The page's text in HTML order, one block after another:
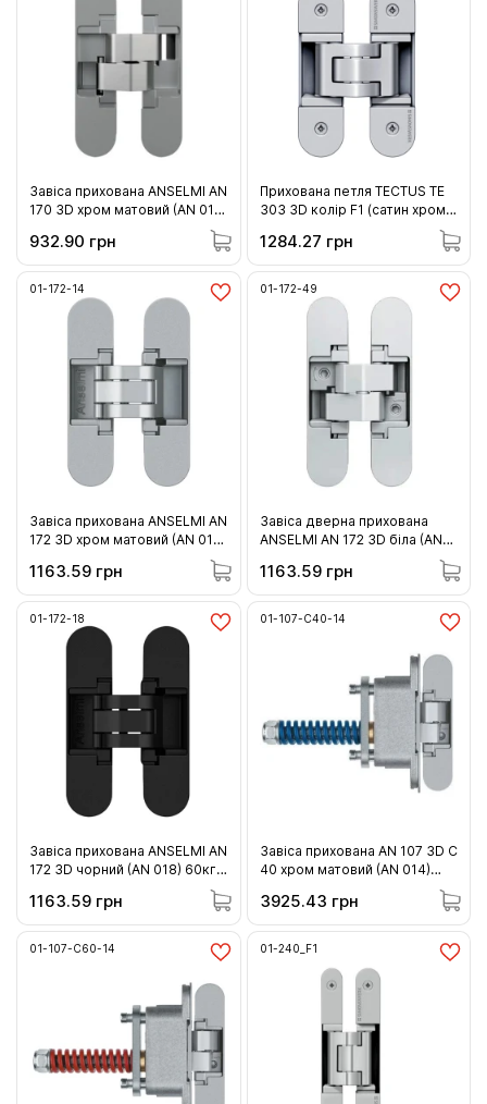
Завіса прихована ANSELMI AN
170 3D хром матовий (AN 014)
932.90 грн
Прихована петля TECTUS TE
303 3D колір F1 (сатин хром)
1284.27 грн
01-172-14
Завіса прихована ANSELMI AN
172 3D хром матовий (AN 014)
1163.59 грн
01-172-49
Завіса дверна прихована
ANSELMI AN 172 3D біла (AN
1163.59 грн
01-172-18
Завіса прихована ANSELMI AN
172 3D чорний (AN 018) 60кг
1163.59 грн
01-107-C40-14
Завіса прихована AN 107 3D C
40 хром матовий (AN 014)
3925.43 грн
01-107-C60-14 01-240_F1